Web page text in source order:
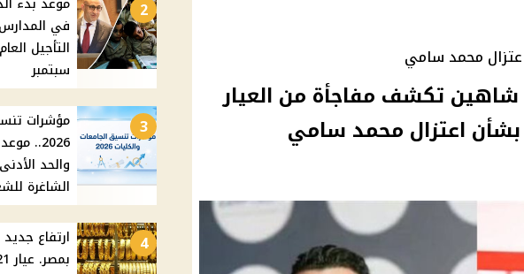
محمد سامي
شاهين تكشف مفاجأة من العيار
بشأن اعتزال محمد سامي
2
في
سبتمبر
3
مؤشرات
2026..
والحد
الشاغرة
4
ارتفاع